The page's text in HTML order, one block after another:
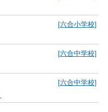
[六合小学校]
[六合中学校]
[六合中学校]